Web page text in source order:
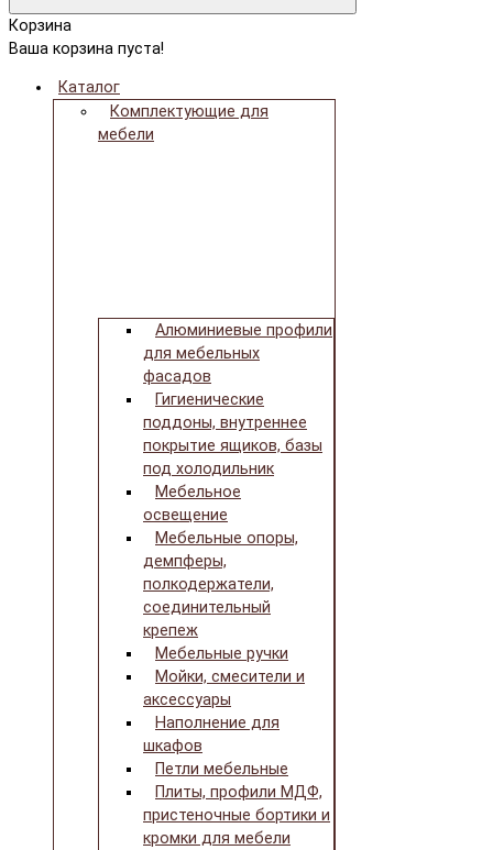
Корзина
Ваша корзина пуста!
Каталог
Комплектующие для
мебели
Алюминиевые профили
для мебельных
фасадов
Гигиенические
поддоны, внутреннее
покрытие ящиков, базы
под холодильник
Мебельное
освещение
Мебельные опоры,
демпферы,
полкодержатели,
соединительный
крепеж
Мебельные ручки
Мойки, смесители и
аксессуары
Наполнение для
шкафов
Петли мебельные
Плиты, профили МДФ,
пристеночные бортики и
кромки для мебели